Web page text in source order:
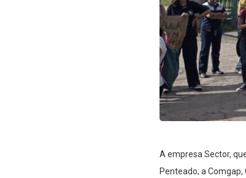
A empresa Sector,
Penteado; a